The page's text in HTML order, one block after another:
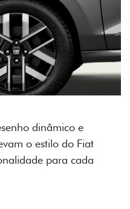
dinâmico e
o estilo do Fiat
para cada